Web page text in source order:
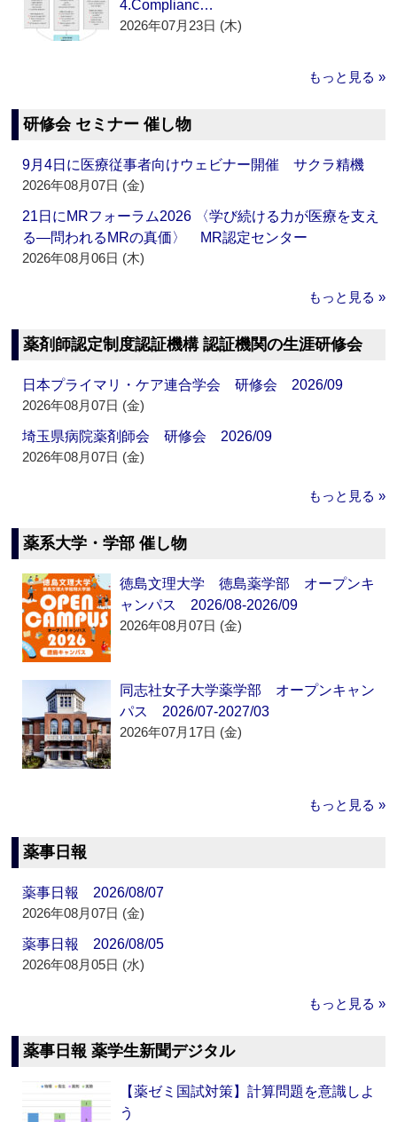
4.Complianc…
2026年07月23日 (木)
もっと見る »
研修会 セミナー 催し物
9月4日に医療従事者向けウェビナー開催 サクラ精機
2026年08月07日 (金)
21日にMRフォーラム2026 〈学び続ける力が医療を支え
る―問われるMRの真価〉 MR認定センター
2026年08月06日 (木)
もっと見る »
薬剤師認定制度認証機構 認証機関の生涯研修会
日本プライマリ・ケア連合学会 研修会 2026/09
2026年08月07日 (金)
埼玉県病院薬剤師会 研修会 2026/09
2026年08月07日 (金)
もっと見る »
薬系大学・学部 催し物
徳島文理大学 徳島薬学部 オープンキ
ャンパス 2026/08-2026/09
2026年08月07日 (金)
同志社女子大学薬学部 オープンキャン
パス 2026/07-2027/03
2026年07月17日 (金)
もっと見る »
薬事日報
薬事日報 2026/08/07
2026年08月07日 (金)
薬事日報 2026/08/05
2026年08月05日 (水)
もっと見る »
薬事日報 薬学生新聞デジタル
【薬ゼミ国試対策】計算問題を意識しよ
う